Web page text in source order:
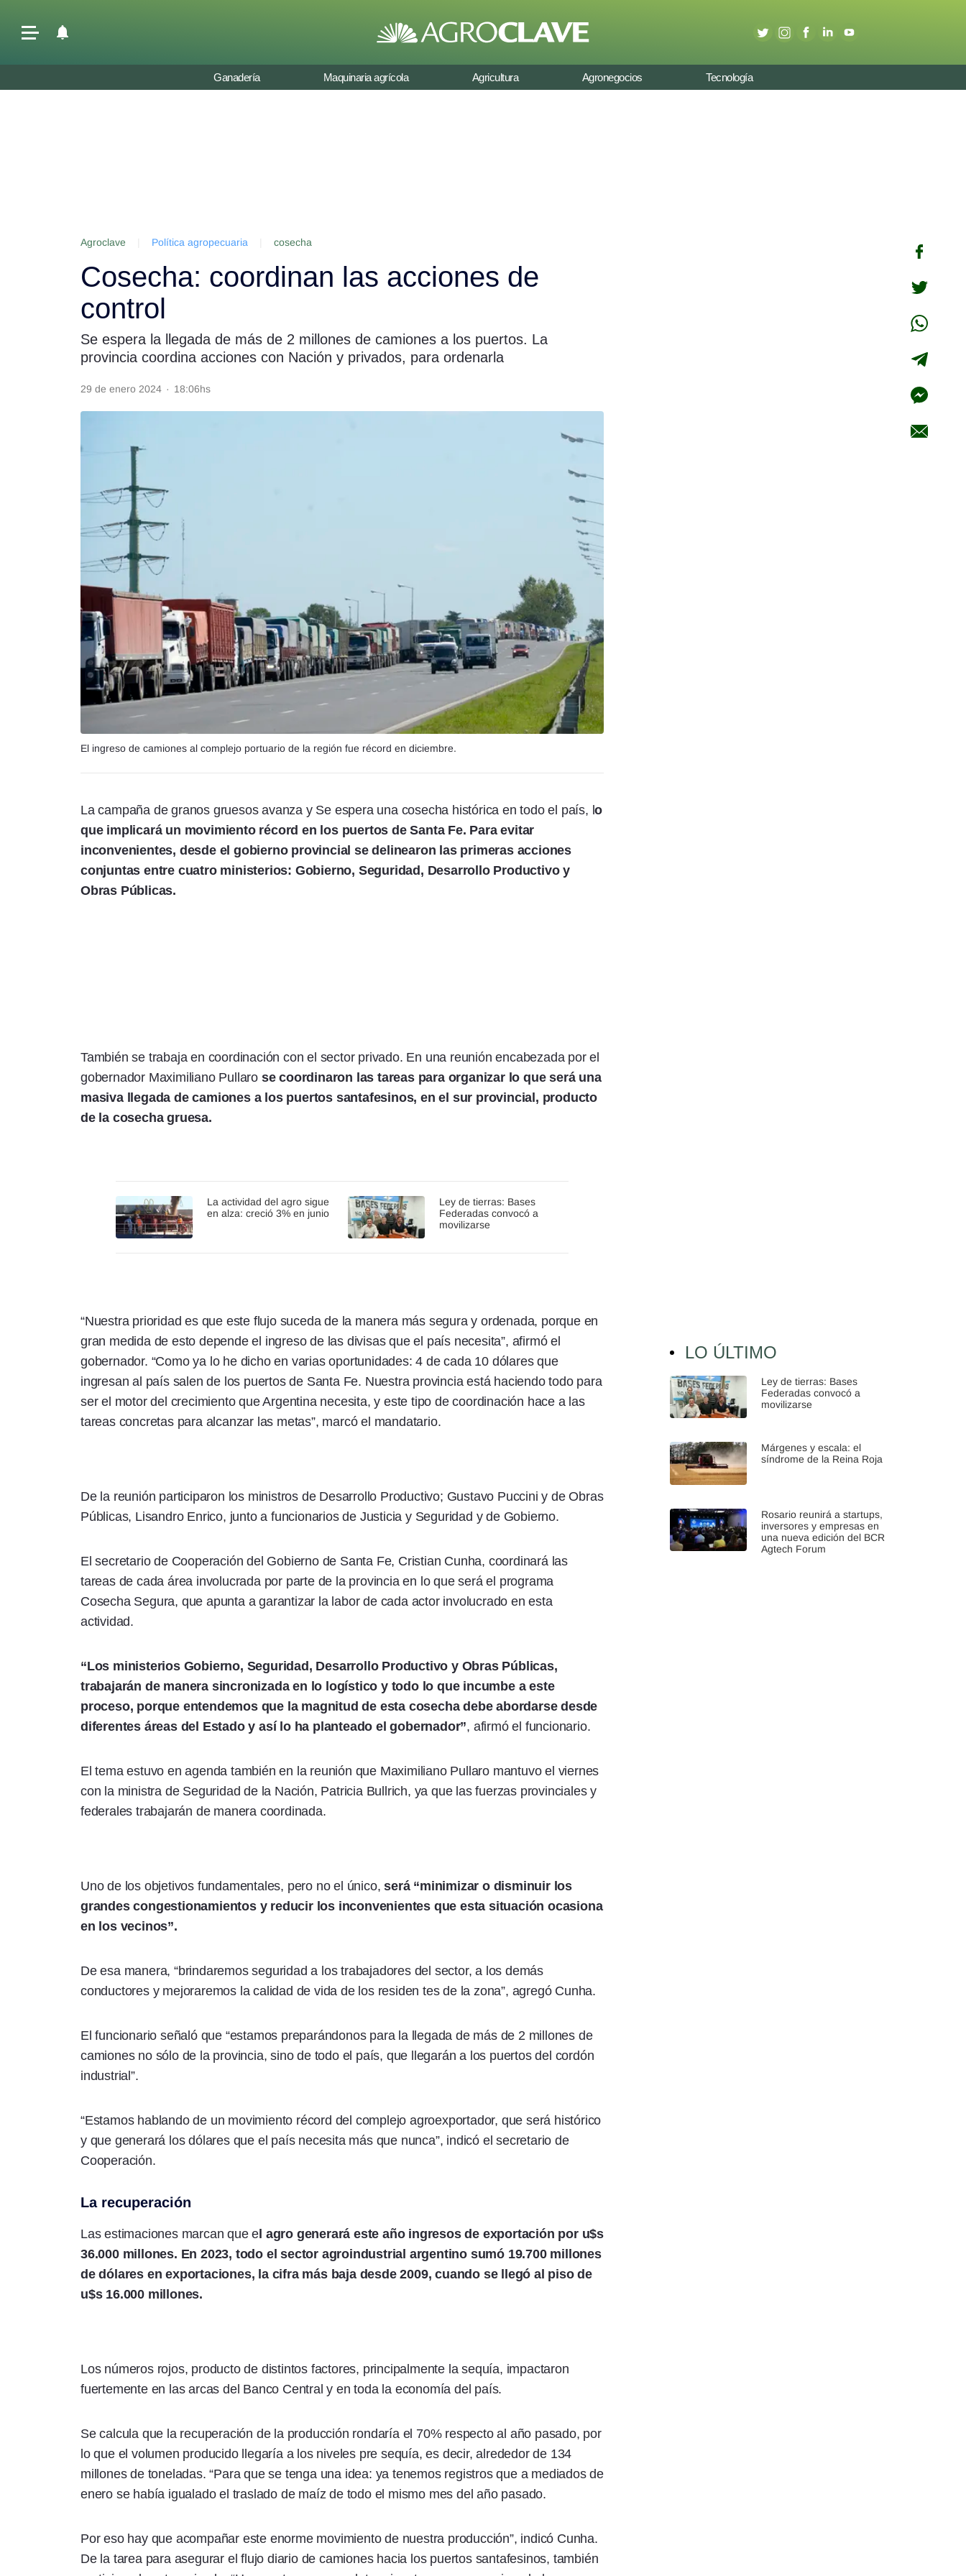
Ganadería Maquinaria agrícola Agricultura Agronegocios Tecnología
Agroclave Política agropecuaria cosecha
Cosecha: coordinan las acciones de
control
Se espera la llegada de más de 2 millones de camiones a los puertos. La
provincia coordina acciones con Nación y privados, para ordenarla
29 de enero 2024 · 18:06hs
El ingreso de camiones al complejo portuario de la región fue récord en diciembre.
La campaña de granos gruesos avanza y Se espera una cosecha histórica en todo el país, lo
que implicará un movimiento récord en los puertos de Santa Fe. Para evitar
inconvenientes, desde el gobierno provincial se delinearon las primeras acciones
conjuntas entre cuatro ministerios: Gobierno, Seguridad, Desarrollo Productivo y
Obras Públicas.
También se trabaja en coordinación con el sector privado. En una reunión encabezada por el
gobernador Maximiliano Pullaro se coordinaron las tareas para organizar lo que será una
masiva llegada de camiones a los puertos santafesinos, en el sur provincial, producto
de la cosecha gruesa.
La actividad del agro sigue
en alza: creció 3% en junio
Ley de tierras: Bases
Federadas convocó a
movilizarse
“Nuestra prioridad es que este flujo suceda de la manera más segura y ordenada, porque en
gran medida de esto depende el ingreso de las divisas que el país necesita”, afirmó el
gobernador. “Como ya lo he dicho en varias oportunidades: 4 de cada 10 dólares que
ingresan al país salen de los puertos de Santa Fe. Nuestra provincia está haciendo todo para
ser el motor del crecimiento que Argentina necesita, y este tipo de coordinación hace a las
tareas concretas para alcanzar las metas”, marcó el mandatario.
De la reunión participaron los ministros de Desarrollo Productivo; Gustavo Puccini y de Obras
Públicas, Lisandro Enrico, junto a funcionarios de Justicia y Seguridad y de Gobierno.
El secretario de Cooperación del Gobierno de Santa Fe, Cristian Cunha, coordinará las
tareas de cada área involucrada por parte de la provincia en lo que será el programa
Cosecha Segura, que apunta a garantizar la labor de cada actor involucrado en esta
actividad.
“Los ministerios Gobierno, Seguridad, Desarrollo Productivo y Obras Públicas,
trabajarán de manera sincronizada en lo logístico y todo lo que incumbe a este
proceso, porque entendemos que la magnitud de esta cosecha debe abordarse desde
diferentes áreas del Estado y así lo ha planteado el gobernador”, afirmó el funcionario.
El tema estuvo en agenda también en la reunión que Maximiliano Pullaro mantuvo el viernes
con la ministra de Seguridad de la Nación, Patricia Bullrich, ya que las fuerzas provinciales y
federales trabajarán de manera coordinada.
Uno de los objetivos fundamentales, pero no el único,será “minimizar o disminuir los
grandes congestionamientos y reducir los inconvenientes que esta situación ocasiona
en los vecinos”.
De esa manera, “brindaremos seguridad a los trabajadores del sector, a los demás
conductores y mejoraremos la calidad de vida de los residen tes de la zona”, agregó Cunha.
El funcionario señaló que “estamos preparándonos para la llegada de más de 2 millones de
camiones no sólo de la provincia, sino de todo el país, que llegarán a los puertos del cordón
industrial”.
“Estamos hablando de un movimiento récord del complejo agroexportador, que será histórico
y que generará los dólares que el país necesita más que nunca”, indicó el secretario de
Cooperación.
La recuperación
Las estimaciones marcan que e l agro generará este año ingresos de exportación por u$s
36.000 millones. En 2023, todo el sector agroindustrial argentino sumó 19.700 millones
de dólares en exportaciones, la cifra más baja desde 2009, cuando se llegó al piso de
u$s 16.000 millones.
Los números rojos, producto de distintos factores, principalmente la sequía, impactaron
fuertemente en las arcas del Banco Central y en toda la economía del país.
Se calcula que la recuperación de la producción rondaría el 70% respecto al año pasado, por
lo que el volumen producido llegaría a los niveles pre sequía, es decir, alrededor de 134
millones de toneladas. “Para que se tenga una idea: ya tenemos registros que a mediados de
enero se había igualado el traslado de maíz de todo el mismo mes del año pasado.
Por eso hay que acompañar este enorme movimiento de nuestra producción”, indicó Cunha.
De la tarea para asegurar el flujo diario de camiones hacia los puertos santafesinos, también
LO ÚLTIMO
Ley de tierras: Bases
Federadas convocó a
movilizarse
Márgenes y escala: el
síndrome de la Reina Roja
Rosario reunirá a startups,
inversores y empresas en
una nueva edición del BCR
Agtech Forum